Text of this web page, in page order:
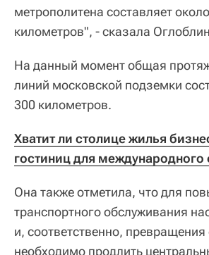
метрополитена составляет
километров", - сказала
На данный момент общая
линий московской подземки
300 километров.
Хватит ли столице жилья
гостиниц для международного
Она также отметила, что для
транспортного обслуживания
и, соответственно,
необходимо продлить